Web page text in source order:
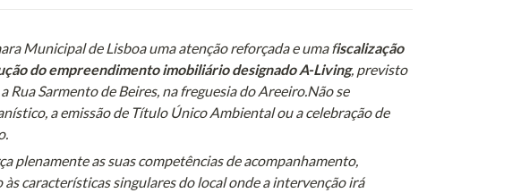
Municipal de Lisboa uma atenção reforçada e uma fiscalização
do empreendimento imobiliário designado A-Living, previsto
Sarmento de Beires, na freguesia do Areeiro.Não se
a emissão de Título Único Ambiental ou a celebração de
plenamente as suas competências de acompanhamento,
características singulares do local onde a intervenção irá